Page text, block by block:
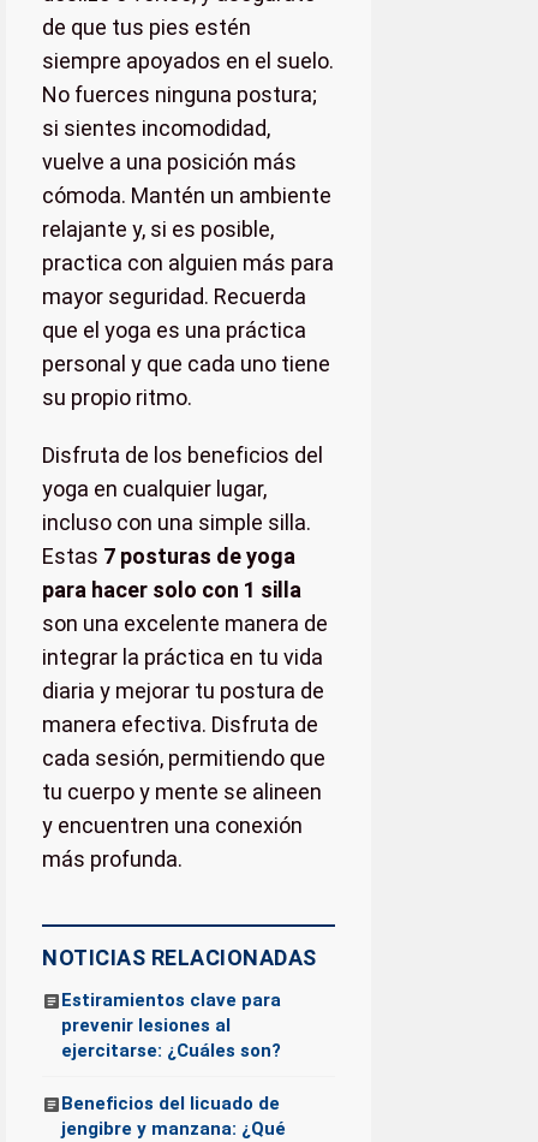
de que tus pies estén
siempre apoyados en el suelo.
No fuerces ninguna postura;
si sientes incomodidad,
vuelve a una posición más
cómoda. Mantén un ambiente
relajante y, si es posible,
practica con alguien más para
mayor seguridad. Recuerda
que el yoga es una práctica
personal y que cada uno tiene
su propio ritmo.
Disfruta de los beneficios del
yoga en cualquier lugar,
incluso con una simple silla.
Estas 7 posturas de yoga
para hacer solo con 1 silla
son una excelente manera de
integrar la práctica en tu vida
diaria y mejorar tu postura de
manera efectiva. Disfruta de
cada sesión, permitiendo que
tu cuerpo y mente se alineen
y encuentren una conexión
más profunda.
NOTICIAS RELACIONADAS
Estiramientos clave para
prevenir lesiones al
ejercitarse: ¿Cuáles son?
Beneficios del licuado de
jengibre y manzana: ¿Qué